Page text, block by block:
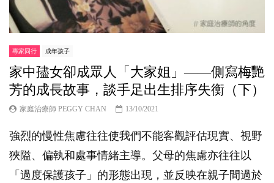
專家同行 成年孩子
家中孻女卻成眾人「大家姐」——側寫梅艷
芳的成長故事，談手足出生排序失衡（下）
家庭治療師 PEGGY CHAN 13/10/2021
強烈的慢性焦慮往往使我們不能客觀評估現實、視野
狹隘、偏執和處事情緒主導。父母的焦慮亦往往以
「過度保護孩子」的形態出現，並反映在親子間過於